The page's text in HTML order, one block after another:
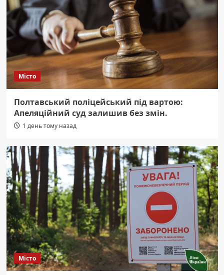
Місто
Полтавський поліцейський під вартою:
Апеляційний суд залишив без змін.
1 день тому назад
Місто